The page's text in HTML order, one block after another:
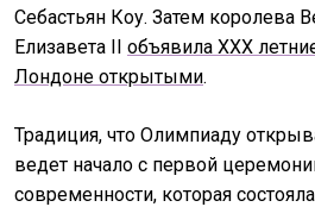
Себастьян Коу. Затем королева
Елизавета II объявила XXX
Лондоне открытыми.
Традиция, что Олимпиаду
ведет начало с первой
современности, которая